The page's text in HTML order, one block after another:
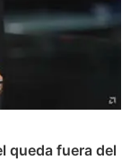
queda fuera del